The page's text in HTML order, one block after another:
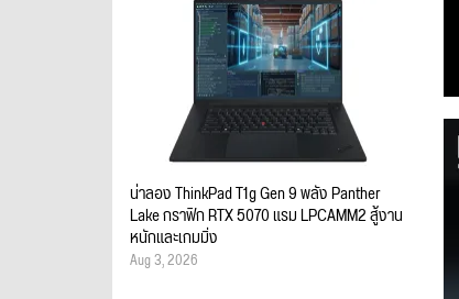
น่าลอง ThinkPad T1g Gen 9 พลัง Panther
Lake กราฟิก RTX 5070 แรม LPCAMM2 สู้งาน
หนักและเกมมิ่ง
Aug 3, 2026